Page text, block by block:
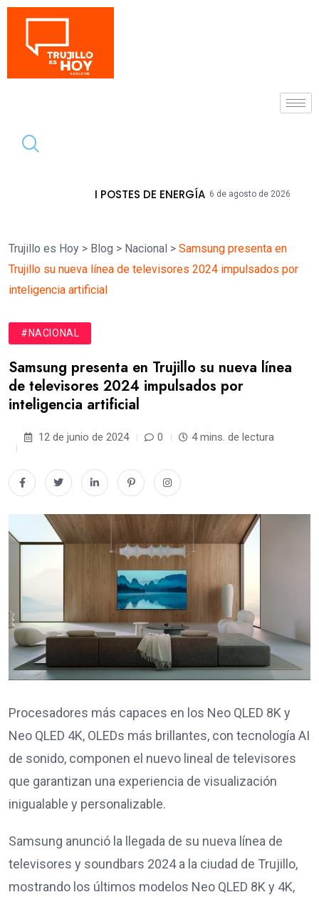
POSTES DE ENERGÍA 6 de agosto de 2026 La Libertad
Trujillo es Hoy > Blog > Nacional > Samsung presenta en
Trujillo su nueva línea de televisores 2024 impulsados por
inteligencia artificial
#NACIONAL
Samsung presenta en Trujillo su nueva línea
de televisores 2024 impulsados por
inteligencia artificial
12 de junio de 2024 0 4 mins. de lectura
Procesadores más capaces en los Neo QLED 8K y
Neo QLED 4K, OLEDs más brillantes, con tecnología AI
de sonido, componen el nuevo lineal de televisores
que garantizan una experiencia de visualización
inigualable y personalizable.
Samsung anunció la llegada de su nueva línea de
televisores y soundbars 2024 a la ciudad de Trujillo,
mostrando los últimos modelos Neo QLED 8K y 4K,